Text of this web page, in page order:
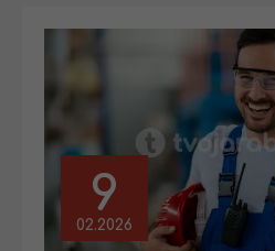
9
02.2026